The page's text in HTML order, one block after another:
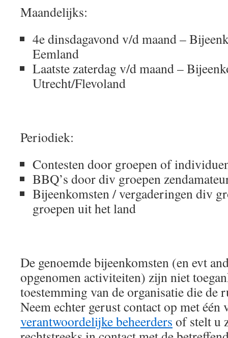
Maandelijks:
4e dinsdagavond v/d maand –
Eemland
Laatste zaterdag v/d maand –
Utrecht/Flevoland
Periodiek:
Contesten door groepen of
BBQ’s door div groepen
Bijeenkomsten / vergaderingen div
groepen uit het land
De genoemde bijeenkomsten (en evt
opgenomen activiteiten) zijn niet
toestemming van de organisatie die de
Neem echter gerust contact op met één
verantwoordelijke beheerders of stelt u